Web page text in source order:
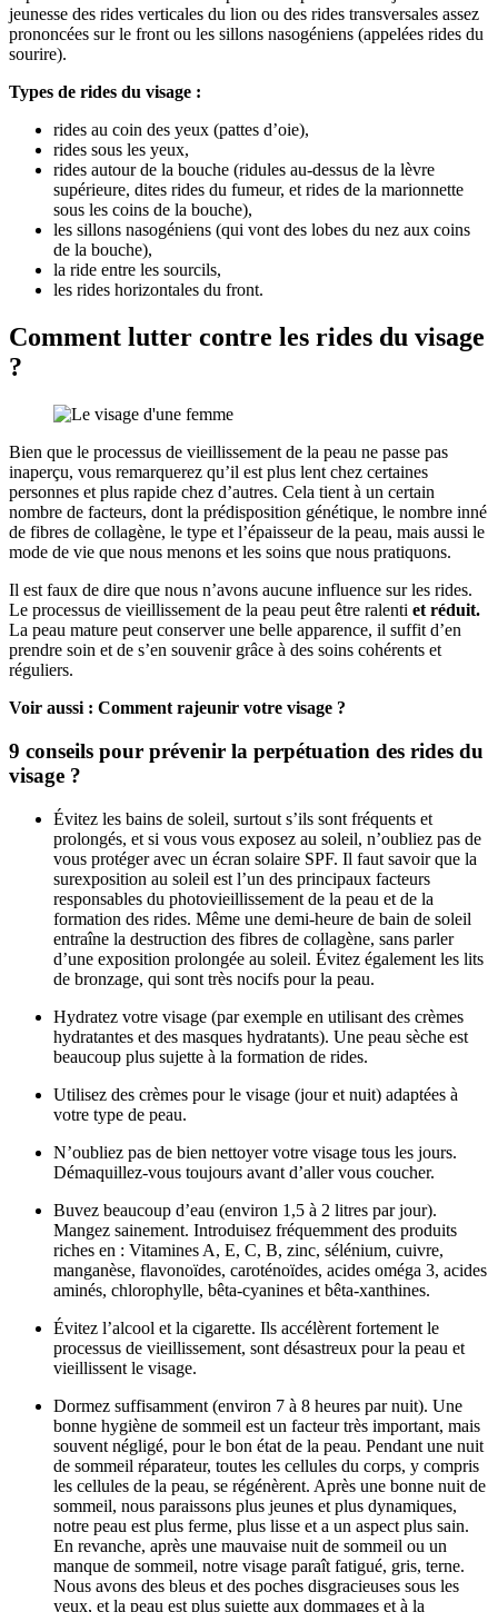
jeunesse des rides verticales du lion ou des rides transversales assez
prononcées sur le front ou les sillons nasogéniens (appelées rides du
sourire).
Types de rides du visage :
rides au coin des yeux (pattes d’oie),
rides sous les yeux,
rides autour de la bouche (ridules au-dessus de la lèvre
supérieure, dites rides du fumeur, et rides de la marionnette
sous les coins de la bouche),
les sillons nasogéniens (qui vont des lobes du nez aux coins
de la bouche),
la ride entre les sourcils,
les rides horizontales du front.
Comment lutter contre les rides du visage
?
Bien que le processus de vieillissement de la peau ne passe pas
inaperçu, vous remarquerez qu’il est plus lent chez certaines
personnes et plus rapide chez d’autres. Cela tient à un certain
nombre de facteurs, dont la prédisposition génétique, le nombre inné
de fibres de collagène, le type et l’épaisseur de la peau, mais aussi le
mode de vie que nous menons et les soins que nous pratiquons.
Il est faux de dire que nous n’avons aucune influence sur les rides.
Le processus de vieillissement de la peau peut être ralenti et réduit.
La peau mature peut conserver une belle apparence, il suffit d’en
prendre soin et de s’en souvenir grâce à des soins cohérents et
réguliers.
Voir aussi : Comment rajeunir votre visage ?
9 conseils pour prévenir la perpétuation des rides du
visage ?
Évitez les bains de soleil, surtout s’ils sont fréquents et
prolongés, et si vous vous exposez au soleil, n’oubliez pas de
vous protéger avec un écran solaire SPF. Il faut savoir que la
surexposition au soleil est l’un des principaux facteurs
responsables du photovieillissement de la peau et de la
formation des rides. Même une demi-heure de bain de soleil
entraîne la destruction des fibres de collagène, sans parler
d’une exposition prolongée au soleil. Évitez également les lits
de bronzage, qui sont très nocifs pour la peau.
Hydratez votre visage (par exemple en utilisant des crèmes
hydratantes et des masques hydratants). Une peau sèche est
beaucoup plus sujette à la formation de rides.
Utilisez des crèmes pour le visage (jour et nuit) adaptées à
votre type de peau.
N’oubliez pas de bien nettoyer votre visage tous les jours.
Démaquillez-vous toujours avant d’aller vous coucher.
Buvez beaucoup d’eau (environ 1,5 à 2 litres par jour).
Mangez sainement. Introduisez fréquemment des produits
riches en : Vitamines A, E, C, B, zinc, sélénium, cuivre,
manganèse, flavonoïdes, caroténoïdes, acides oméga 3, acides
aminés, chlorophylle, bêta-cyanines et bêta-xanthines.
Évitez l’alcool et la cigarette. Ils accélèrent fortement le
processus de vieillissement, sont désastreux pour la peau et
vieillissent le visage.
Dormez suffisamment (environ 7 à 8 heures par nuit). Une
bonne hygiène de sommeil est un facteur très important, mais
souvent négligé, pour le bon état de la peau. Pendant une nuit
de sommeil réparateur, toutes les cellules du corps, y compris
les cellules de la peau, se régénèrent. Après une bonne nuit de
sommeil, nous paraissons plus jeunes et plus dynamiques,
notre peau est plus ferme, plus lisse et a un aspect plus sain.
En revanche, après une mauvaise nuit de sommeil ou un
manque de sommeil, notre visage paraît fatigué, gris, terne.
Nous avons des bleus et des poches disgracieuses sous les
yeux, et la peau est plus sujette aux dommages et à la